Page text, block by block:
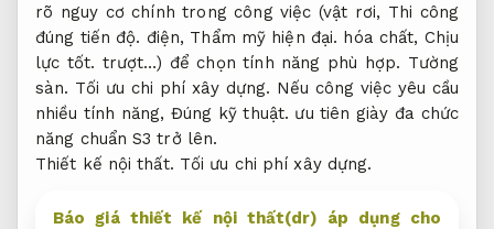
rõ nguy cơ chính trong công việc (vật rơi, Thi công
đúng tiến độ. điện, Thẩm mỹ hiện đại. hóa chất, Chịu
lực tốt. trượt…) để chọn tính năng phù hợp. Tường
sàn. Tối ưu chi phí xây dựng. Nếu công việc yêu cầu
nhiều tính năng, Đúng kỹ thuật. ưu tiên giày đa chức
năng chuẩn S3 trở lên.
Thiết kế nội thất. Tối ưu chi phí xây dựng.
Báo giá thiết kế nội thất(dr) áp dụng cho